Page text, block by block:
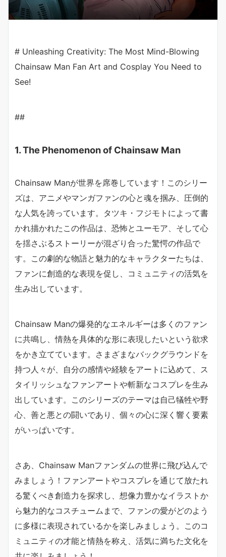
# Unleashing Creativity: The Most Mind-Blowing
Chainsaw Man Fan Art and Cosplay You Need to
See!
##
1. The Phenomenon of Chainsaw Man
Chainsaw Manが世界を席巻しています！このシリー
ズは、アニメやマンガファンの心と魂を掴み、圧倒的
な人気を誇っています。タツキ・フジモトによって書
かれ描かれたこの作品は、恐怖とユーモア、そして心
を揺さぶるストーリーが混ざり合った驚愕の作品で
す。この劇的な物語と魅力的なキャラクターたちは、
ファンに創造的な表現を促し、コミュニティの活気を
生み出しています。
Chainsaw Manの爆発的なエネルギーは多くのファン
に共鳴し、情熱を具体的な形に表現したいという欲求
をかき立てています。さまざまなバックグラウンドを
持つ人々が、自分の感情や経験をアートに込めて、ス
タイリッシュなファンアートや斬新なコスプレを生み
出しています。このシリーズのテーマは自己犠牲や野
心、善と悪との闘いであり、個々の心に深く響く要素
がいっぱいです。
さあ、Chainsaw Manファンダムの世界に飛び込んで
みましょう！ファンアートやコスプレを通じて放たれ
る驚くべき創造力を探求し、想像力豊かなイラストか
ら魅力的なコスチュームまで、ファンの愛がどのよう
に多様に表現されているかを楽しみましょう。このコ
ミュニティの才能と情熱を称え、活気に満ちた文化を